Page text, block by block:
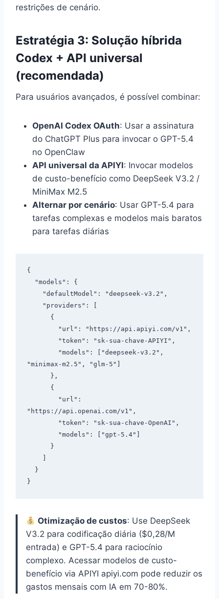
restrições de cenário.
Estratégia 3: Solução híbrida
Codex + API universal
(recomendada)
Para usuários avançados, é possível combinar:
OpenAI Codex OAuth: Usar a assinatura
do ChatGPT Plus para invocar o GPT-5.4
no OpenClaw
API universal da APIYI: Invocar modelos
de custo-benefício como DeepSeek V3.2 /
MiniMax M2.5
Alternar por cenário: Usar GPT-5.4 para
tarefas complexas e modelos mais baratos
para tarefas diárias
{
"minimax-m2.5", "glm-5"]
"https://api.openai.com/v1",
Otimização de custos: Use DeepSeek
V3.2 para codificação diária ($0,28/M
entrada) e GPT-5.4 para raciocínio
complexo. Acessar modelos de custo-
benefício via APIYI apiyi.com pode reduzir os
gastos mensais com IA em 70-80%.